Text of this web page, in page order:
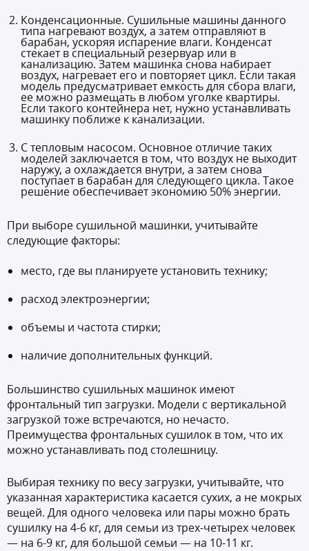
Конденсационные. Сушильные машины данного
типа нагревают воздух, а затем отправляют в
барабан, ускоряя испарение влаги. Конденсат
стекает в специальный резервуар или в
канализацию. Затем машинка снова набирает
воздух, нагревает его и повторяет цикл. Если такая
модель предусматривает емкость для сбора влаги,
ее можно размещать в любом уголке квартиры.
Если такого контейнера нет, нужно устанавливать
машинку поближе к канализации.
С тепловым насосом. Основное отличие таких
моделей заключается в том, что воздух не выходит
наружу, а охлаждается внутри, а затем снова
поступает в барабан для следующего цикла. Такое
решение обеспечивает экономию 50% энергии.
При выборе сушильной машинки, учитывайте
следующие факторы:
место, где вы планируете установить технику;
расход электроэнергии;
объемы и частота стирки;
наличие дополнительных функций.
Большинство сушильных машинок имеют
фронтальный тип загрузки. Модели с вертикальной
загрузкой тоже встречаются, но нечасто.
Преимущества фронтальных сушилок в том, что их
можно устанавливать под столешницу.
Выбирая технику по весу загрузки, учитывайте, что
указанная характеристика касается сухих, а не мокрых
вещей. Для одного человека или пары можно брать
сушилку на 4-6 кг, для семьи из трех-четырех человек
— на 6-9 кг, для большой семьи — на 10-11 кг.